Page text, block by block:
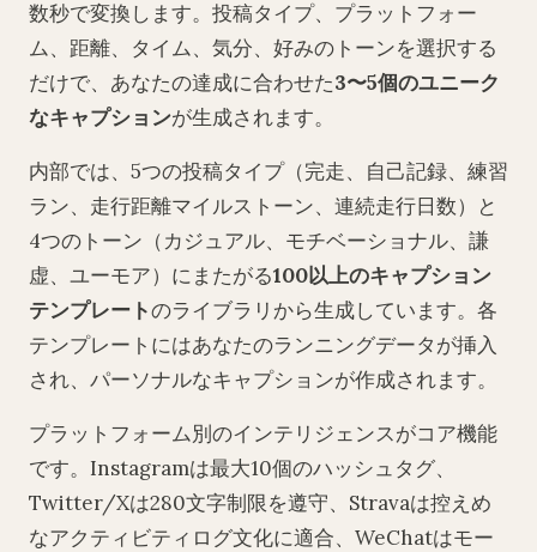
数秒で変換します。投稿タイプ、プラットフォー
ム、距離、タイム、気分、好みのトーンを選択する
だけで、あなたの達成に合わせた3〜5個のユニーク
なキャプションが生成されます。
内部では、5つの投稿タイプ（完走、自己記録、練習
ラン、走行距離マイルストーン、連続走行日数）と
4つのトーン（カジュアル、モチベーショナル、謙
虚、ユーモア）にまたがる100以上のキャプション
テンプレートのライブラリから生成しています。各
テンプレートにはあなたのランニングデータが挿入
され、パーソナルなキャプションが作成されます。
プラットフォーム別のインテリジェンスがコア機能
です。Instagramは最大10個のハッシュタグ、
Twitter/Xは280文字制限を遵守、Stravaは控えめ
なアクティビティログ文化に適合、WeChatはモー